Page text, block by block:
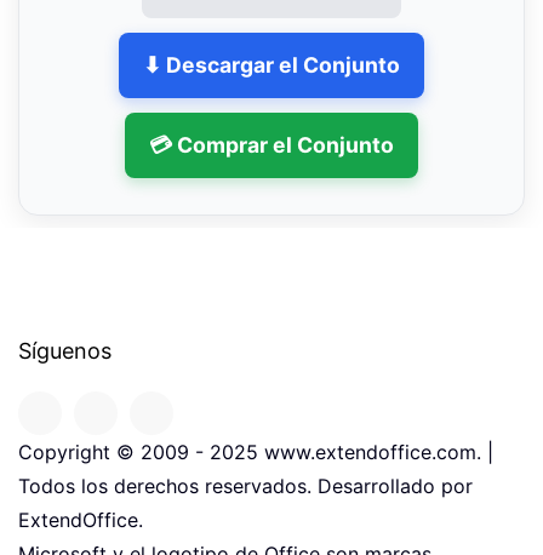
⬇ Descargar el Conjunto
💳 Comprar el Conjunto
Síguenos
Copyright © 2009 - 2025 www.extendoffice.com. |
Todos los derechos reservados. Desarrollado por
ExtendOffice.